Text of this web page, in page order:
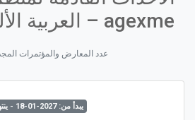
العربية الألمانية الدولية – agexme
عدد المعارض والمؤتمرات
يبدأ من: 2027-01-18 - ينتهي في: 2027-01-20 (3 يوم)